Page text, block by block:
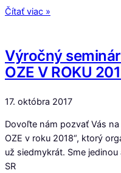
Čítať viac »
Výročný seminár
OZE V ROKU
17. októbra 2017
Dovoľte nám pozvať Vás
OZE v roku 2018“, ktorý
už siedmykrát. Sme
SR